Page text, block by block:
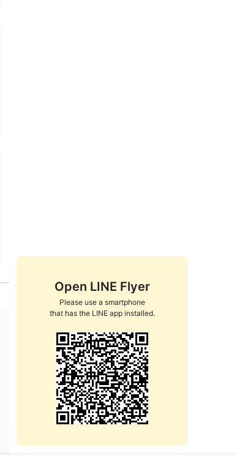
Open LINE Flyer
Please use a smartphone
that has the LINE app installed.